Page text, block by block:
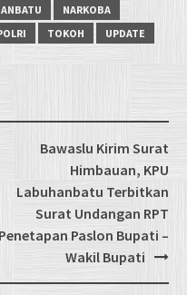
NARKOBA
TOKOH UPDATE
Bawaslu Kirim Surat
Himbauan, KPU
Labuhanbatu Terbitkan
Surat Undangan RPT
Penetapan Paslon Bupati –
Wakil Bupati